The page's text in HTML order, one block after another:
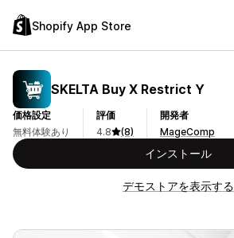
Shopify App Store
SKELTA Buy X Restrict Y
価格設定
無料体験あり
評価
4.8
(8)
開発者
MageComp
インストール
デモストアを表示する